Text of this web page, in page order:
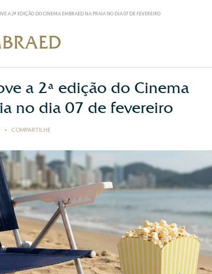
A 2ª EDIÇÃO DO CINEMA EMBRAED NA PRAIA NO DIA 07 DE FEVEREIRO
a 2ª edição do Cinema
no dia 07 de fevereiro
• COMPARTILHE